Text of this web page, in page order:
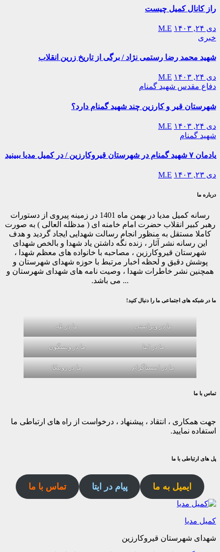
راز کانال کمیل چیست
دی ۲۴, ۱۴۰۳
M.E
خبری
شهید محمد رضا رستمی نژاد / برگی از تاریخ زرین انقلاب
دی ۲۴, ۱۴۰۳
M.E
دفاع مقدس شهید گمنام
شهرستان قیر و کارزین چند شهید گمنام دارد؟
دی ۲۴, ۱۴۰۳
M.E
شهید گمنام
یادمان ۷ شهید گمنام در شهرستان قیروکارزین / در کمیل مدیا ببینید
دی ۲۳, ۱۴۰۳ M.E
درباره ما
رسانه کمیل مدیا در بهمن ماه 1401 در زمینه پیروی از دستورات
رهبر کبیر انقلاب حضرت امام خامنه ای ( مدظله العالی ) به صورت
کاملا مستقل به منظور انجام رسالت شهدایی ایجاد گردید و هدف
این رسانه نشر آثار ، زنده نگه داشتن یاد شهدا و بالخص شهدای
شهرستان قیروکارزین ، مصاحبه با خانواده های معظم شهدا ،
پوشش دقیق و لحظه اخبار مرتبط با حوزه شهدای شهرستان و
همچنین نشر خاطرات شهدا ، وصیت نامه های شهدای شهرستان و
... می باشد.
ما در شبکه های اجتماعی ما را دنبال کنید!
ما در ویراستی ما در بله
ما در ایتا ما در ویسگون
ما در اینستاگرام ما در روبیکا
تماس با ما
جهت همکاری ، انتقاد ، پیشنهاد ، درخواست از راه های ارتباطی ما
استفاده نمایید.
پل های ارتباطی با ما
ایمیل به ما پیام در ایتا تماس با ما
کمیل مدیا
شهدای شهرستان قیروکارزین